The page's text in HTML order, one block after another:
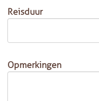
Reisduur
Opmerkingen